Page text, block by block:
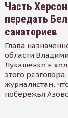
Часть
передать
санаториев
Глава
области
Лукашенко в
этого
журналистам,
побережья